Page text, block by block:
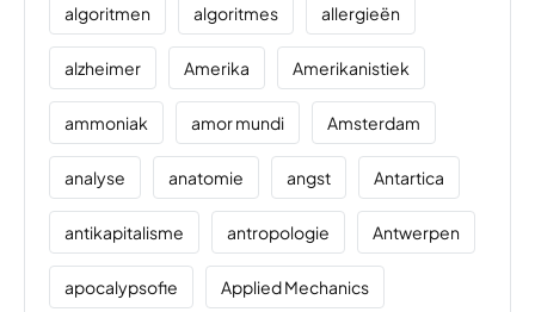
algoritmen algoritmes allergieën
alzheimer Amerika Amerikanistiek
ammoniak amor mundi Amsterdam
analyse anatomie angst Antartica
antikapitalisme antropologie Antwerpen
apocalypsofie Applied Mechanics